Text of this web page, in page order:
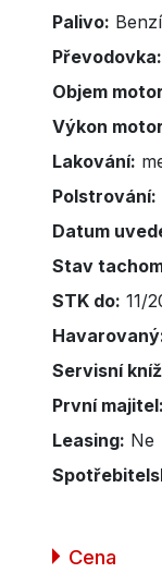
Palivo:
Převodovka:
Objem
Výkon
Lakování:
Polstrování:
Datum
Stav
STK do: 11/
Servisní
První majitel:
Leasing: Ne
Cena